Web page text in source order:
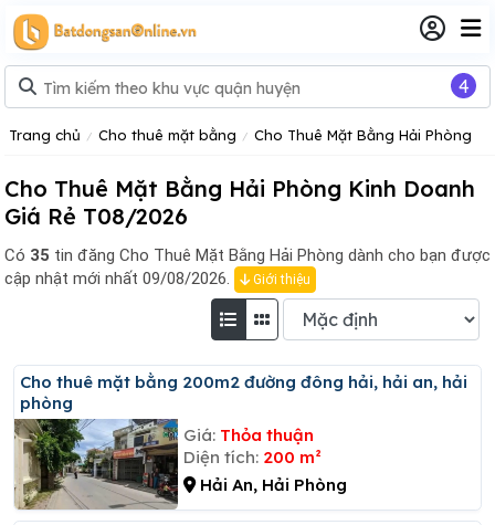
Trang chủ Cho thuê mặt bằng Cho Thuê Mặt Bằng Hải Phòng
Cho Thuê Mặt Bằng Hải Phòng Kinh Doanh
Giá Rẻ T08/2026
Có 35 tin đăng Cho Thuê Mặt Bằng Hải Phòng dành cho bạn được
cập nhật mới nhất 09/08/2026.
Giới thiệu
Cho thuê mặt bằng 200m2 đường đông hải, hải an, hải
phòng
Giá: Thỏa thuận
Diện tích: 200 m²
Hải An, Hải Phòng
4